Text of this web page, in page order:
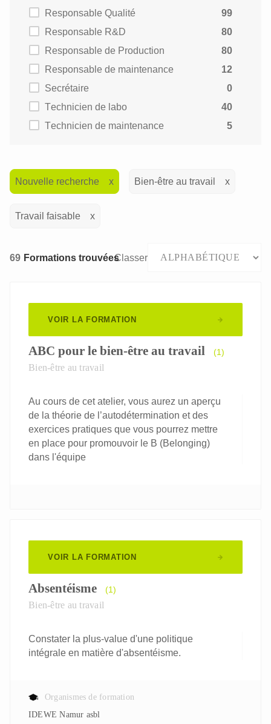
Responsable Qualité
99
Responsable R&D
80
Responsable de Production
80
Responsable de maintenance
12
Secrétaire
0
Technicien de labo
40
Technicien de maintenance
5
Nouvelle recherche Bien-être au travail
Travail faisable
69 Formations trouvéesClasser
VOIR LA FORMATION
ABC pour le bien-être au travail (1)
Bien-être au travail
Au cours de cet atelier, vous aurez un aperçu
de la théorie de l’autodétermination et des
exercices pratiques que vous pourrez mettre
en place pour promouvoir le B (Belonging)
dans l'équipe
VOIR LA FORMATION
Absentéisme (1)
Bien-être au travail
Constater la plus-value d'une politique
intégrale en matière d'absentéisme.
Organismes de formation
IDEWE Namur asbl